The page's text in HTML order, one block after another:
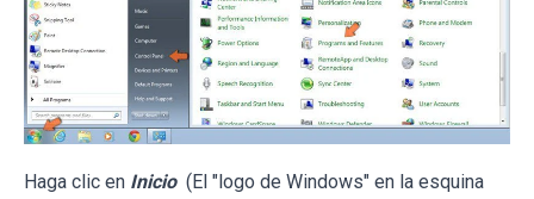
Haga clic en Inicio (El "logo de Windows" en la esquina